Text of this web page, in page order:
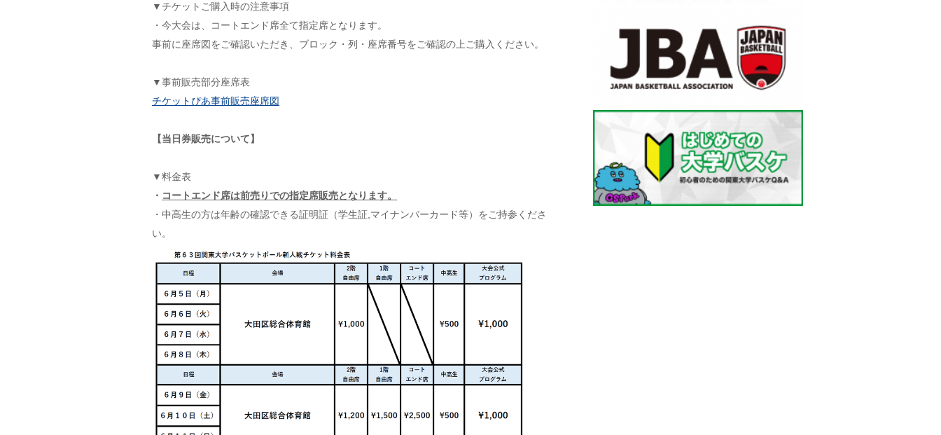
▼チケットご購入時の注意事項
・今大会は、コートエンド席全て指定席となります。
事前に座席図をご確認いただき、ブロック・列・座席番号をご確認の上ご購入ください。
▼事前販売部分座席表
チケットぴあ事前販売座席図
【当日券販売について】
▼料金表
・ コートエンド席は前売りでの指定席販売となります。
・中高生の方は年齢の確認できる証明証（学生証,マイナンバーカード等）をご持参くださ
い。